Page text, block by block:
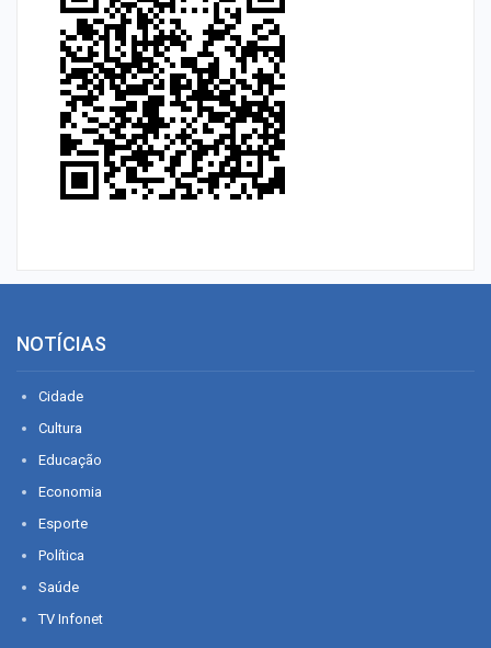
NOTÍCIAS
Cidade
Cultura
Educação
Economia
Esporte
Política
Saúde
TV Infonet